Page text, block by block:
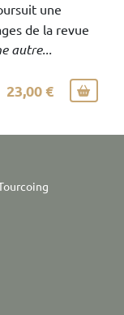
une
de la revue
autre...
23,00 €